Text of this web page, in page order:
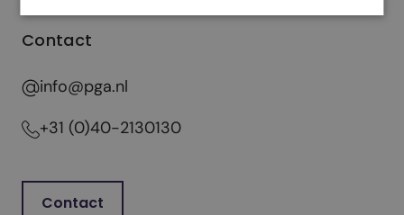
Contact
info@pga.nl
+31 (0)40-2130130
Contact